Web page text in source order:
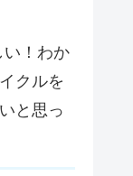
い！わか
クルを
と思っ